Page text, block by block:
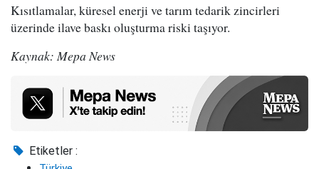
Kısıtlamalar, küresel enerji ve tarım tedarik zincirleri
üzerinde ilave baskı oluşturma riski taşıyor.
Kaynak: Mepa News
Etiketler :